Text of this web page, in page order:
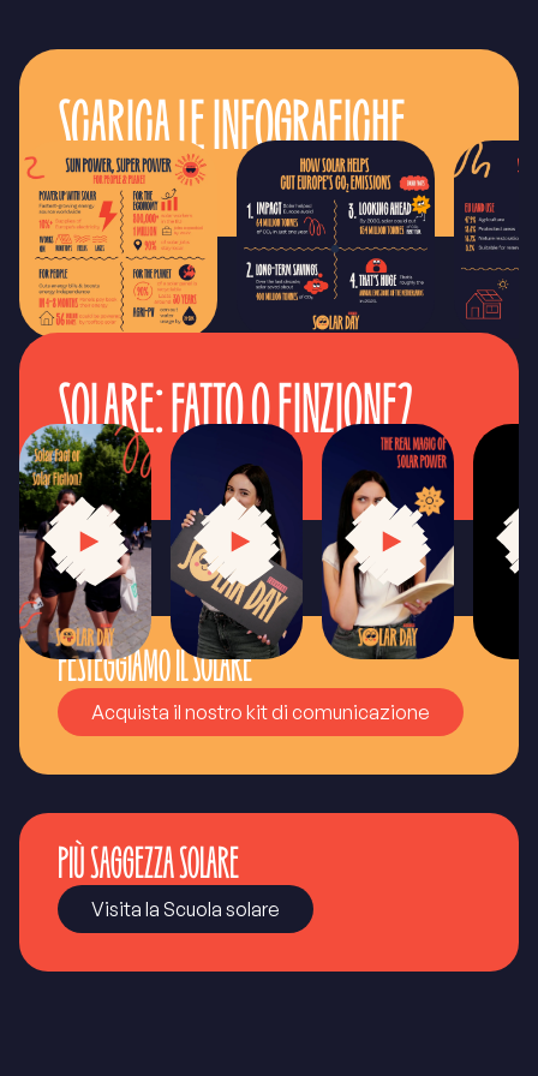
SCARICA LE INFOGRAFICHE
SOLARE: FATTO O FINZIONE?
FESTEGGIAMO IL SOLARE
Acquista il nostro kit di comunicazione
PIÙ SAGGEZZA SOLARE
Visita la Scuola solare